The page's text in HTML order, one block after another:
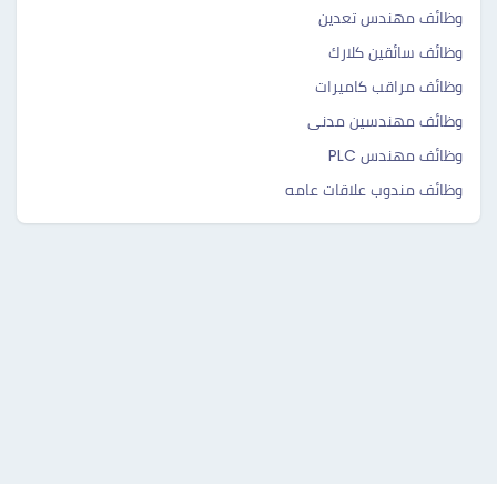
وظائف مهندس تعدين
وظائف سائقين كلارك
وظائف مراقب كاميرات
وظائف مهندسين مدنى
وظائف مهندس PLC
وظائف مندوب علاقات عامه